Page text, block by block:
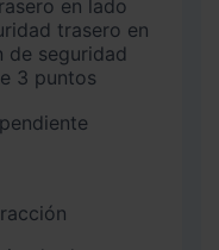
trasero en
de seguridad
3 puntos